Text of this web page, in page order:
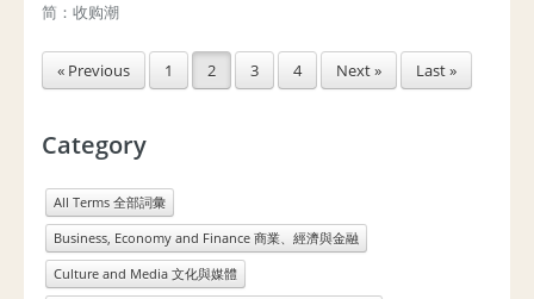
简：收购潮
« Previous 1 2 3 4 Next » Last »
Category
All Terms 全部詞彙
Business, Economy and Finance 商業、經濟與金融
Culture and Media 文化與媒體